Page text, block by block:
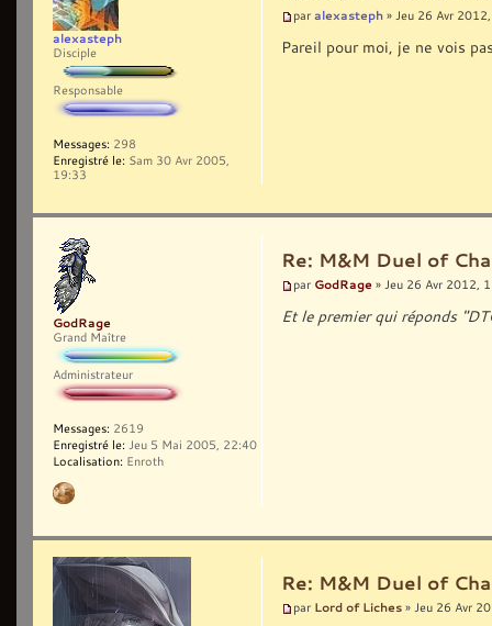
par alexasteph » Jeu 26 Avr
Pareil pour moi, je ne vois
alexasteph
Disciple
Responsable
Messages: 298
Enregistré le: Sam 30 Avr 2005,
19:33
Re: M&M Duel of
par GodRage » Jeu 26 Avr 2012,
Et le premier qui réponds
GodRage
Grand Maître
Administrateur
Messages: 2619
Enregistré le: Jeu 5 Mai 2005, 22:40
Localisation: Enroth
Re: M&M Duel of
par Lord of Liches » Jeu 26 Avr